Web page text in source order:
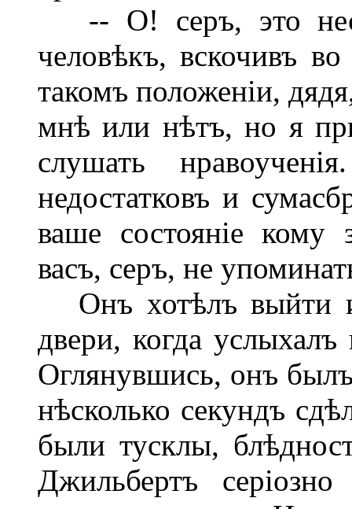
-- О! серъ, это
человѣкъ, вскочивъ
такомъ положеніи,
мнѣ или нѣтъ, но я
слушать
недостатковъ и
ваше состояніе кому
васъ, серъ, не
Онъ хотѣлъ выйти
двери, когда
Оглянувшись, онъ
нѣсколько секундъ
были тусклы,
Джильбертъ